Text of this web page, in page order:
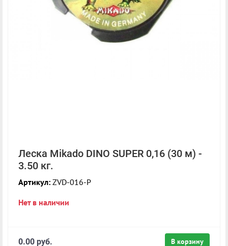
Леска Mikado DINO SUPER 0,16 (30 м) -
3.50 кг.
Артикул: ZVD-016-P
Нет в наличии
В корзину
0.00 руб.